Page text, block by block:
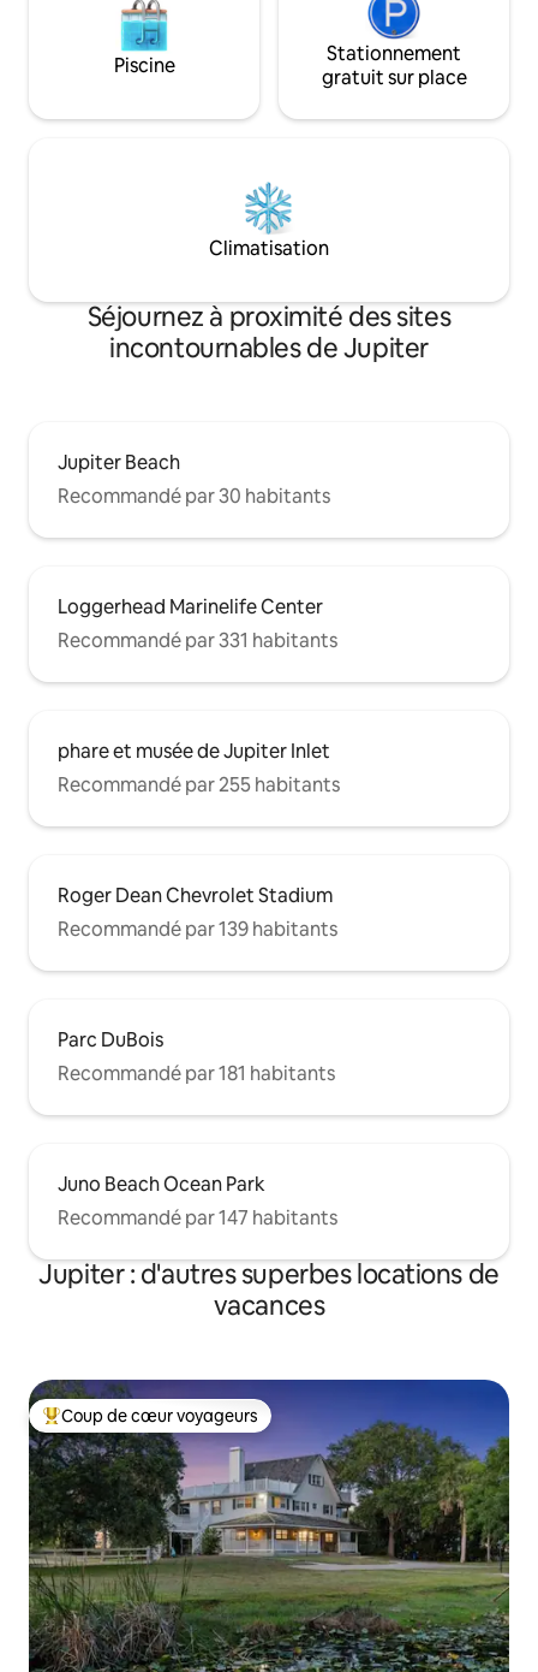
Piscine
Stationnement
gratuit sur place
Climatisation
Séjournez à proximité des sites
incontournables de Jupiter
Jupiter Beach
Recommandé par 30 habitants
Loggerhead Marinelife Center
Recommandé par 331 habitants
phare et musée de Jupiter Inlet
Recommandé par 255 habitants
Roger Dean Chevrolet Stadium
Recommandé par 139 habitants
Parc DuBois
Recommandé par 181 habitants
Juno Beach Ocean Park
Recommandé par 147 habitants
Jupiter : d'autres superbes locations de
vacances
Coups de cœur voyageurs les plus appréciés
Coup de cœur voyageurs